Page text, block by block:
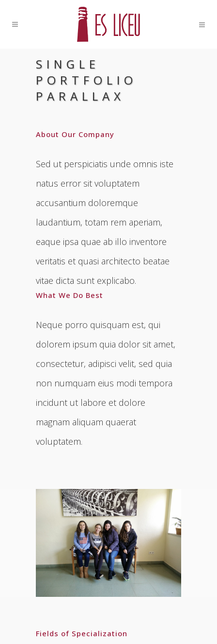
SINGLE
PORTFOLIO
PARALLAX
About Our Company
Sed ut perspiciatis unde omnis iste
natus error sit voluptatem
accusantium doloremque
laudantium, totam rem aperiam,
eaque ipsa quae ab illo inventore
veritatis et quasi architecto beatae
vitae dicta sunt explicabo.
What We Do Best
Neque porro quisquam est, qui
dolorem ipsum quia dolor sit amet,
consectetur, adipisci velit, sed quia
non numquam eius modi tempora
incidunt ut labore et dolore
magnam aliquam quaerat
voluptatem.
Fields of Specialization